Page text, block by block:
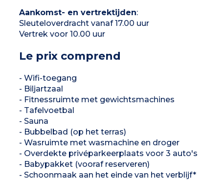
Aankomst- en vertrektijden:
Sleuteloverdracht vanaf 17.00 uur
Vertrek voor 10.00 uur
Le prix comprend
- Wifi-toegang
- Biljartzaal
- Fitnessruimte met gewichtsmachines
- Tafelvoetbal
- Sauna
- Bubbelbad (op het terras)
- Wasruimte met wasmachine en droger
- Overdekte privéparkeerplaats voor 3 auto's
- Babypakket (vooraf reserveren)
- Schoonmaak aan het einde van het verblijf*